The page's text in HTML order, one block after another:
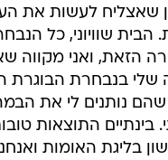
שאצליח לעשות את
הבית שוויוני, כל
הזאת, ואני מקווה
שלי בנבחרת הבוגרת
שהם נותנים לי את
בינתיים התוצאות
בליגת האומות